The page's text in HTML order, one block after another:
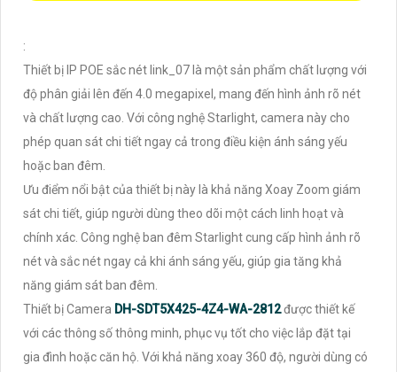
:
Thiết bị IP POE sắc nét link_07 là một sản phẩm chất lượng với
độ phân giải lên đến 4.0 megapixel, mang đến hình ảnh rõ nét
và chất lượng cao. Với công nghệ Starlight, camera này cho
phép quan sát chi tiết ngay cả trong điều kiện ánh sáng yếu
hoặc ban đêm.
Ưu điểm nổi bật của thiết bị này là khả năng Xoay Zoom giám
sát chi tiết, giúp người dùng theo dõi một cách linh hoạt và
chính xác. Công nghệ ban đêm Starlight cung cấp hình ảnh rõ
nét và sắc nét ngay cả khi ánh sáng yếu, giúp gia tăng khả
năng giám sát ban đêm.
Thiết bị Camera DH-SDT5X425-4Z4-WA-2812được thiết kế
với các thông số thông minh, phục vụ tốt cho việc lắp đặt tại
gia đình hoặc căn hộ. Với khả năng xoay 360 độ, người dùng có